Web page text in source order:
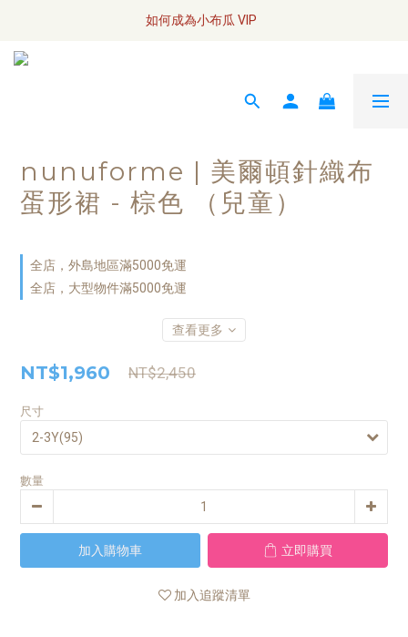
全網訂單將於7/4 開始配送
如何成為小布瓜 VIP
nunuforme | 美爾頓針織布
蛋形裙 - 棕色 （兒童）
全店，外島地區滿5000免運
全店，大型物件滿5000免運
查看更多
NT$1,960 NT$2,450
尺寸
數量
加入購物車 立即購買
加入追蹤清單